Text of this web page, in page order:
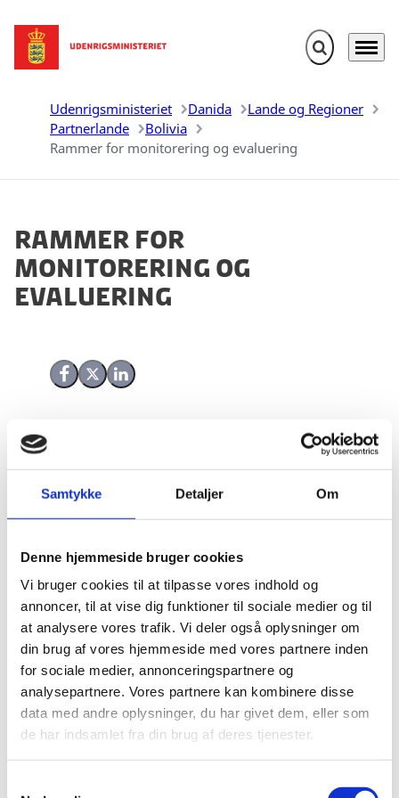
Samtykke Detaljer Om
Denne hjemmeside bruger cookies
Vi bruger cookies til at tilpasse vores indhold og
annoncer, til at vise dig funktioner til sociale medier og til
at analysere vores trafik. Vi deler også oplysninger om
din brug af vores hjemmeside med vores partnere inden
for sociale medier, annonceringspartnere og
analysepartnere. Vores partnere kan kombinere disse
data med andre oplysninger, du har givet dem, eller som
de har indsamlet fra din brug af deres tjenester.
Gå til forsiden Fold søgefelt
Menu
Udenrigsministeriet Danida
Lande og Regioner
Partnerlande
Bolivia
Rammer for monitorering og evaluering
Rammer for
monitorering og
evaluering
Del på Facebook
Del på X (Twitter)
Del på LinkedIn
udvikling i Bolivia og fremdriften i samarbejdet. Mindst
en gang årligt vil ambassadens vurdering af den
vægt på den politiske udvikling og risici,
menneskerettigheder og økonomisk, miljømæssig og
social bæredygtig udvikling, herunder grøn vækst.
Monitoreringen vil især blive baseret på partnernes
monitoreringssystemer. I tilfælde af at disse ikke er
udviklet, vil der blive givet støtte til deres udvikling. Det
vil endvidere blive sikret, at indikatorerne for
nøgleresultater og øvrige output og aktiviteter mv.